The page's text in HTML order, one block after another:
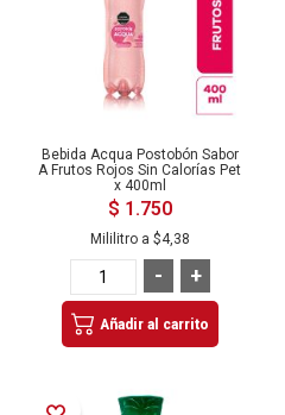
Bebida Acqua Postobón Sabor
A Frutos Rojos Sin Calorías Pet
x 400ml
$ 1.750
Mililitro a $4,38
+
-
Añadir al carrito
Añadir a la Lista de Deseos